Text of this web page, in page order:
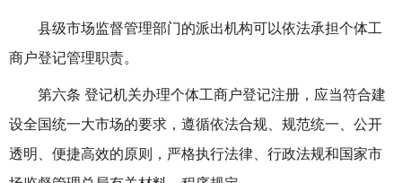
县级市场监督管理部门的派出机构可以依法承担个体工
商户登记管理职责。
第六条 登记机关办理个体工商户登记注册，应当符合建
设全国统一大市场的要求，遵循依法合规、规范统一、公开
透明、便捷高效的原则，严格执行法律、行政法规和国家市